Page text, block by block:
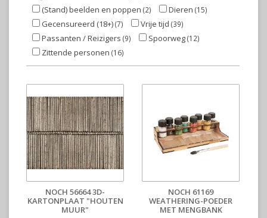
(Stand) beelden en poppen (2) Dieren (15)
Gecensureerd (18+)(7) Vrije tijd (39)
Passanten / Reizigers (9) Spoorweg(12)
Zittende personen (16)
NOCH 56664 3D-
KARTONPLAAT "HOUTEN
MUUR"
NOCH 61169
WEATHERING-POEDER
MET MENGBANK